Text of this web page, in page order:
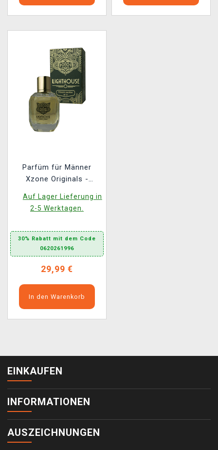
Parfüm für Männer
Xzone Originals -
Auf Lager Lieferung in
2-5 Werktagen.
30% Rabatt mit dem Code
0620261996
29,99 €
In den Warenkorb
EINKAUFEN
INFORMATIONEN
AUSZEICHNUNGEN